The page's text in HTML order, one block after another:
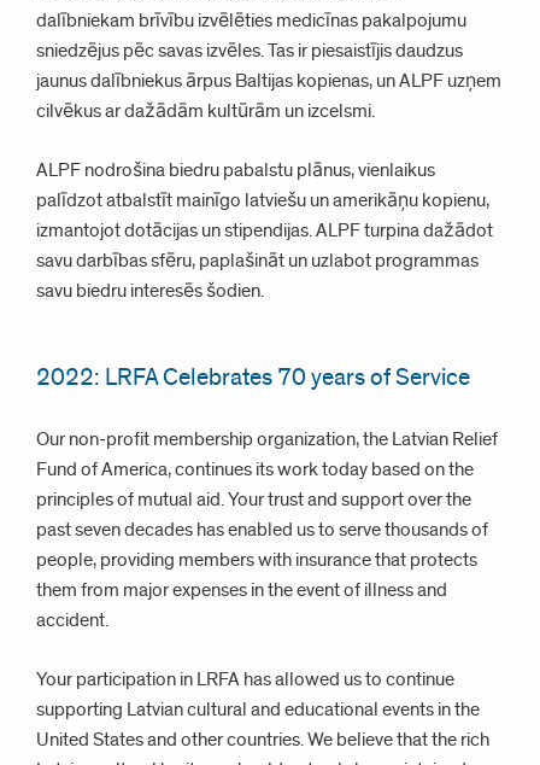
dalībniekam brīvību izvēlēties medicīnas pakalpojumu
sniedzējus pēc savas izvēles. Tas ir piesaistījis daudzus
jaunus dalībniekus ārpus Baltijas kopienas, un ALPF uzņem
cilvēkus ar dažādām kultūrām un izcelsmi.
ALPF nodrošina biedru pabalstu plānus, vienlaikus
palīdzot atbalstīt mainīgo latviešu un amerikāņu kopienu,
izmantojot dotācijas un stipendijas. ALPF turpina dažādot
savu darbības sfēru, paplašināt un uzlabot programmas
savu biedru interesēs šodien.
2022: LRFA Celebrates 70 years of Service
Our non-profit membership organization, the Latvian Relief
Fund of America, continues its work today based on the
principles of mutual aid. Your trust and support over the
past seven decades has enabled us to serve thousands of
people, providing members with insurance that protects
them from major expenses in the event of illness and
accident.
Your participation in LRFA has allowed us to continue
supporting Latvian cultural and educational events in the
United States and other countries. We believe that the rich